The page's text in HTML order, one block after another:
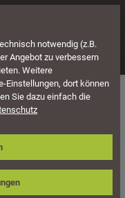
541 x
notwendig (z.B.
Angebot zu verbessern
Weitere
Einstellungen, dort können
Sie dazu einfach die